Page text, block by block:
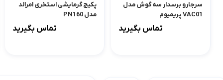
سرجارو برسدار سه گوش مدل
VAC01 پریمیوم
تماس بگیرید
پکیج گرمایشی استخری امرالد
مدل PN160
تماس بگیرید